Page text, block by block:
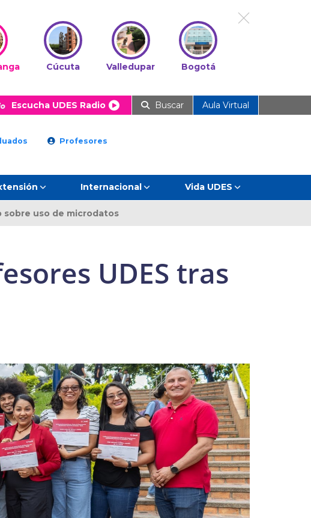
Cúcuta Valledupar Bogotá
Escucha UDES Radio Buscar Aula Virtual
Profesores
Internacional Vida UDES
sobre uso de microdatos
UDES tras